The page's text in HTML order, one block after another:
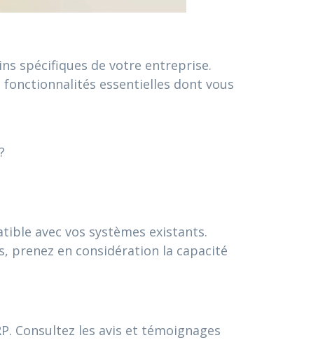
spécifiques de votre entreprise.
essentielles dont vous
avec vos systèmes existants.
prenez en considération la capacité
Consultez les avis et témoignages